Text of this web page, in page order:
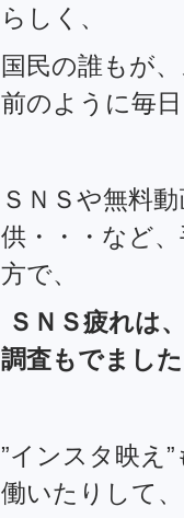
らしく、
国民の誰もが
前のように毎
ＳＮＳや無料
供・・・など
方で、
ＳＮＳ疲れは
調査もでました
”インスタ映え
働いたりして